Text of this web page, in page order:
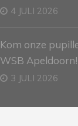
4 JULI 2026
Kom onze
WSB Apeldoorn!
3 JULI 2026